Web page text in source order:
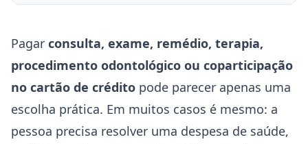
Pagar consulta, exame, remédio, terapia,
procedimento odontológico ou coparticipação
no cartão de crédito pode parecer apenas uma
escolha prática. Em muitos casos é mesmo: a
pessoa precisa resolver uma despesa de saúde,